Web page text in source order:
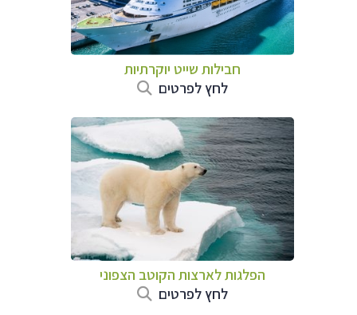
חבילות שייט יוקרתיות
לחץ לפרטים
הפלגות לארצות הקוטב הצפוני
לחץ לפרטים